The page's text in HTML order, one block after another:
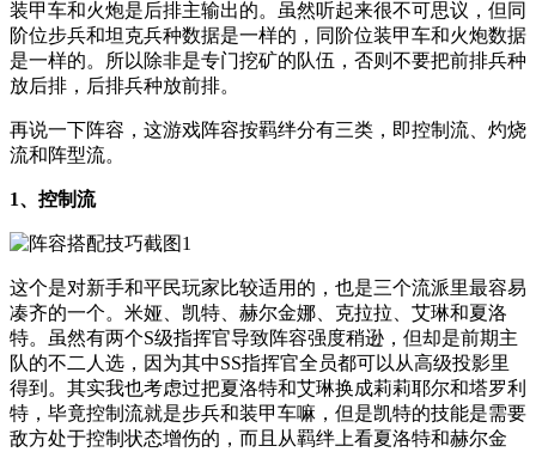
装甲车和火炮是后排主输出的。虽然听起来很不可思议，但同
阶位步兵和坦克兵种数据是一样的，同阶位装甲车和火炮数据
是一样的。所以除非是专门挖矿的队伍，否则不要把前排兵种
放后排，后排兵种放前排。
再说一下阵容，这游戏阵容按羁绊分有三类，即控制流、灼烧
流和阵型流。
1、控制流
这个是对新手和平民玩家比较适用的，也是三个流派里最容易
凑齐的一个。米娅、凯特、赫尔金娜、克拉拉、艾琳和夏洛
特。虽然有两个S级指挥官导致阵容强度稍逊，但却是前期主
队的不二人选，因为其中SS指挥官全员都可以从高级投影里
得到。其实我也考虑过把夏洛特和艾琳换成莉莉耶尔和塔罗利
特，毕竟控制流就是步兵和装甲车嘛，但是凯特的技能是需要
敌方处于控制状态增伤的，而且从羁绊上看夏洛特和赫尔金